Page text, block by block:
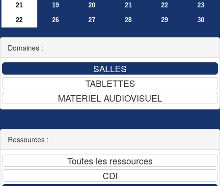
21
19 20 21 22
23
22
26 27 28 29 30
Domaines :
Ressources :